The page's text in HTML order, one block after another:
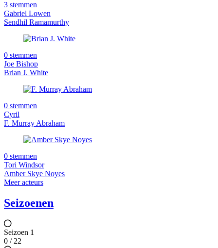
3 stemmen
Gabriel Lowen
Sendhil Ramamurthy
0 stemmen
Joe Bishop
Brian J. White
0 stemmen
Cyril
F. Murray Abraham
0 stemmen
Tori Windsor
Amber Skye Noyes
Meer acteurs
Seizoenen
Seizoen 1
0 / 22